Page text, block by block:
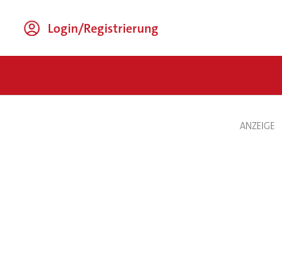
Login/Registrierung
ANZEIGE